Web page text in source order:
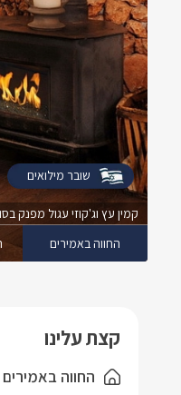
קמין עץ וג'קוזי עגול מפנק
החווה באמירים
שובר מילואים
קצת עלינו
החווה